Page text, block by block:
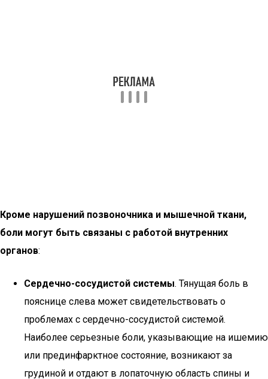
Кроме нарушений позвоночника и мышечной ткани,
боли могут быть связаны с работой внутренних
органов:
Сердечно-сосудистой системы. Тянущая боль в
пояснице слева может свидетельствовать о
проблемах с сердечно-сосудистой системой.
Наиболее серьезные боли, указывающие на ишемию
или прединфарктное состояние, возникают за
грудиной и отдают в лопаточную область спины и